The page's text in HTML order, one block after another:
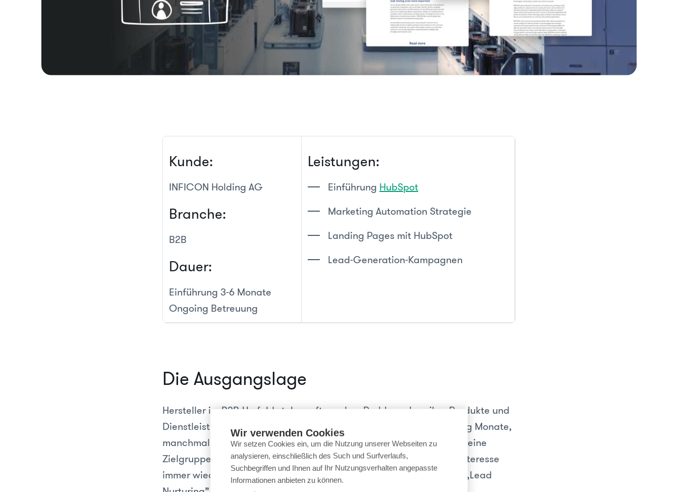
Wir verwenden Cookies
Wir setzen Cookies ein, um die Nutzung unserer Webseiten zu
analysieren, einschließlich des Such und Surfverlaufs,
Suchbegriffen und Ihnen auf Ihr Nutzungsverhalten angepasste
Informationen anbieten zu können.
Kunde:
INFICON Holding AG
Branche:
B2B
Dauer:
Einführung 3-6 Monate
Ongoing Betreuung
Leistungen:
Einführung HubSpot
Marketing Automation Strategie
Landing Pages mit HubSpot
Lead-Generation-Kampagnen
Die Ausgangslage
Hersteller im B2B-Umfeld stehen oft vor dem Problem, dass ihre Produkte und
Dienstleistungen komplex zu erklären sind und die Kaufentscheidung Monate,
manchmal sogar Jahre dauert. Wer hier erfolgreich sein will, muss seine
Zielgruppen konstant mit neuen Informationen bespielen und das Interesse
immer wieder auf die eigenen Produkte lenken – eine Methode, die „Lead